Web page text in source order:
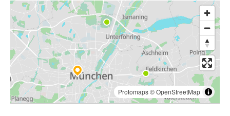
Protomaps©OpenStreetMap